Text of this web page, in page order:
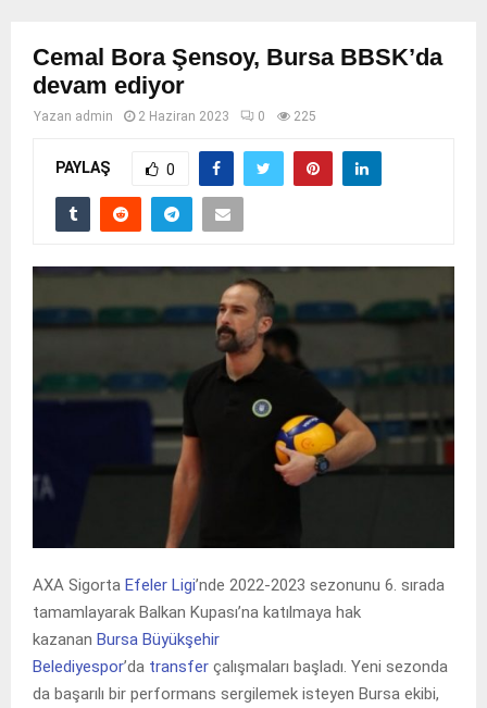
Cemal Bora Şensoy, Bursa BBSK’da
devam ediyor
Yazan admin 2 Haziran 2023 0 225
PAYLAŞ 0
AXA Sigorta Efeler Ligi’nde 2022-2023 sezonunu 6. sırada
tamamlayarak Balkan Kupası’na katılmaya hak
kazanan Bursa Büyükşehir
Belediyespor’da transfer çalışmaları başladı. Yeni sezonda
da başarılı bir performans sergilemek isteyen Bursa ekibi,